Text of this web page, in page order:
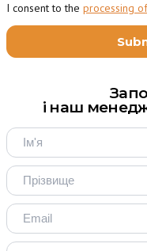
I consent to the processing
і наш